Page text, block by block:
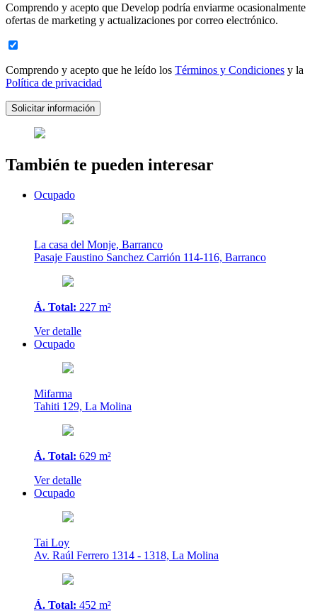
Comprendo y acepto que Develop podría enviarme ocasionalmente
ofertas de marketing y actualizaciones por correo electrónico.
Comprendo y acepto que he leído los Términos y Condiciones y la
Política de privacidad
Solicitar información
También te pueden interesar
Ocupado
La casa del Monje, Barranco
Pasaje Faustino Sanchez Carrión 114-116, Barranco
Á. Total: 227 m²
Ver detalle
Ocupado
Mifarma
Tahiti 129, La Molina
Á. Total: 629 m²
Ver detalle
Ocupado
Tai Loy
Av. Raúl Ferrero 1314 - 1318, La Molina
Á. Total: 452 m²